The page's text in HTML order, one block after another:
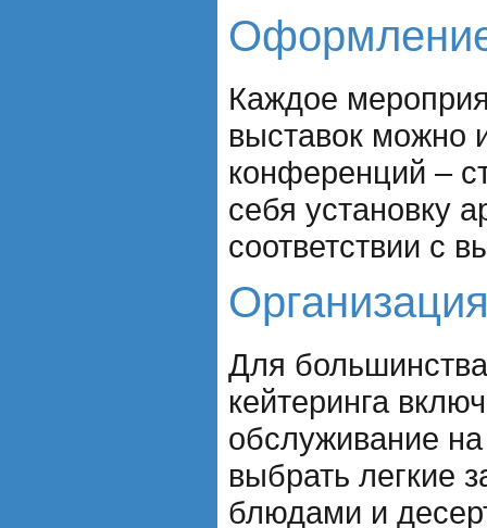
Каждое
выставок можно
конференций –
себя установку
соответствии с
Для
кейтеринга
обслуживание
выбрать легкие
блюдами и